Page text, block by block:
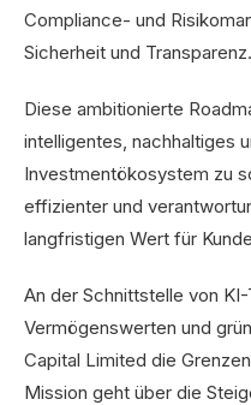
Compliance- und
Sicherheit und Transparenz.
Diese ambitionierte
intelligentes, nachhaltiges
Investmentökosystem zu
effizienter und
langfristigen Wert für
An der Schnittstelle von
Vermögenswerten und
Capital Limited die
Mission geht über die